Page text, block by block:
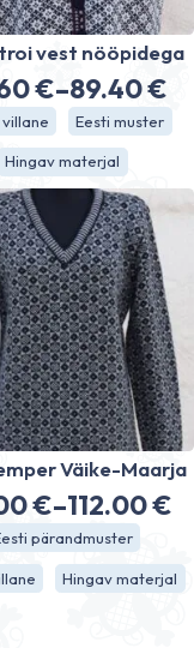
vest nööpidega
€–89.40€
79.60 €
kuni
89.40 €
villane Eesti muster
Hingav materjal
Väike-Maarja
€–112.00€
99.00 €
kuni
pärandmuster
Hingav materjal